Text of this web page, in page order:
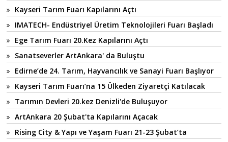
Kayseri Tarım Fuarı Kapılarını Açtı
IMATECH- Endüstriyel Üretim Teknolojileri Fuarı Başladı
Ege Tarım Fuarı 20.Kez Kapılarını Açtı
Sanatseverler ArtAnkara' da Buluştu
Edirne’de 24. Tarım, Hayvancılık ve Sanayi Fuarı Başlıyor
Kayseri Tarım Fuarı’na 15 Ülkeden Ziyaretçi Katılacak
Tarımın Devleri 20.kez Denizli'de Buluşuyor
ArtAnkara 20 Şubat'ta Kapılarını Açacak
Rising City & Yapı ve Yaşam Fuarı 21-23 Şubat’ta